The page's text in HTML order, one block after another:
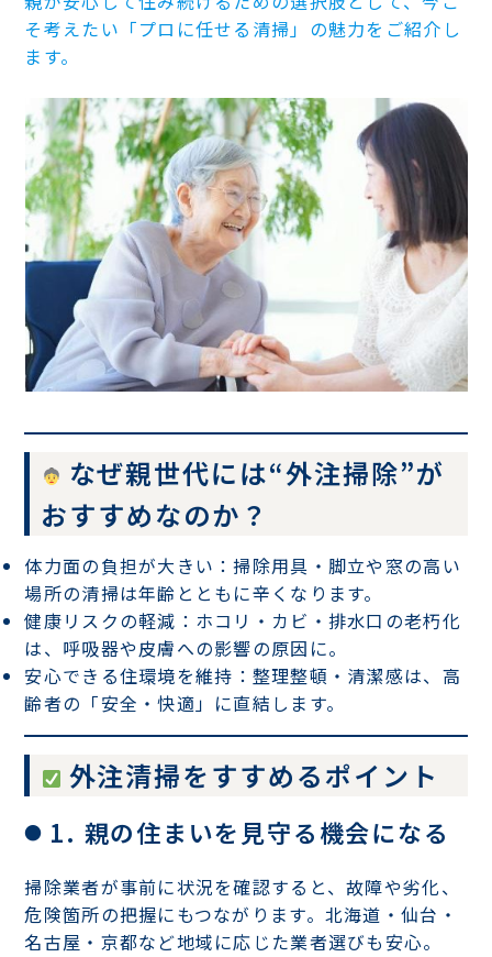
そ考えたい「プロに任せる清掃」の魅力をご紹介し
ます。
なぜ親世代には“外注掃除”が
おすすめなのか？
体力面の負担が大きい ：掃除用具・脚立や窓の高い
場所の清掃は年齢とともに辛くなります。
健康リスクの軽減 ：ホコリ・カビ・排水口の老朽化
は、呼吸器や皮膚への影響の原因に。
安心できる住環境を維持 ：整理整頓・清潔感は、高
齢者の「安全・快適」に直結します。
外注清掃をすすめるポイント
1. 親の住まいを見守る機会になる
掃除業者が事前に状況を確認すると、故障や劣化、
危険箇所の把握にもつながります。北海道・仙台・
名古屋・京都など地域に応じた業者選びも安心。